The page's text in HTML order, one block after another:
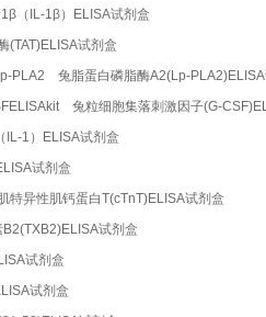
（IL-1β）ELISA试剂盒
试剂盒
PLA2 兔脂蛋白磷脂酶A2(Lp-PLA2)ELISA
兔粒细胞集落刺激因子(G-
1）ELISA试剂盒
试剂盒
异性肌钙蛋白T(cTnT)ELISA试剂盒
试剂盒
试剂盒
试剂盒